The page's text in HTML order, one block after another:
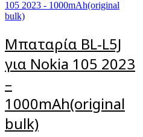
Μπαταρία BL-L5J
για Nokia 105 2023
–
1000mAh(original
bulk)